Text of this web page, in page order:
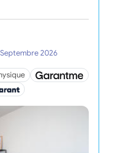
Septembre 2026